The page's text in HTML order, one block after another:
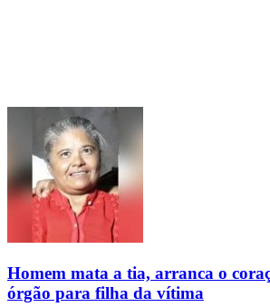
Homem mata a tia, arranca o
órgão para filha da vítima